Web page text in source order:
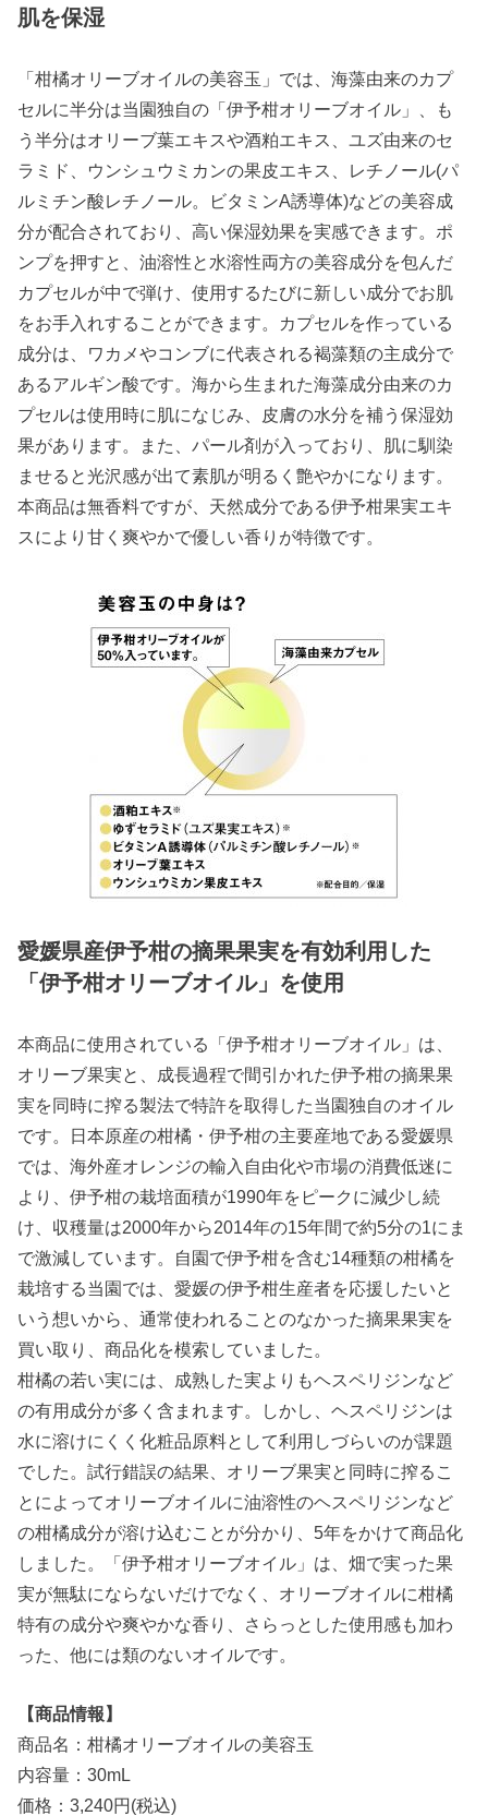
肌を保湿
「柑橘オリーブオイルの美容玉」では、海藻由来のカプ
セルに半分は当園独自の「伊予柑オリーブオイル」、も
う半分はオリーブ葉エキスや酒粕エキス、ユズ由来のセ
ラミド、ウンシュウミカンの果皮エキス、レチノール(パ
ルミチン酸レチノール。ビタミンA誘導体)などの美容成
分が配合されており、高い保湿効果を実感できます。ポ
ンプを押すと、油溶性と水溶性両方の美容成分を包んだ
カプセルが中で弾け、使用するたびに新しい成分でお肌
をお手入れすることができます。カプセルを作っている
成分は、ワカメやコンブに代表される褐藻類の主成分で
あるアルギン酸です。海から生まれた海藻成分由来のカ
プセルは使用時に肌になじみ、皮膚の水分を補う保湿効
果があります。また、パール剤が入っており、肌に馴染
ませると光沢感が出て素肌が明るく艶やかになります。
本商品は無香料ですが、天然成分である伊予柑果実エキ
スにより甘く爽やかで優しい香りが特徴です。
愛媛県産伊予柑の摘果果実を有効利用した
「伊予柑オリーブオイル」を使用
本商品に使用されている「伊予柑オリーブオイル」は、
オリーブ果実と、成長過程で間引かれた伊予柑の摘果果
実を同時に搾る製法で特許を取得した当園独自のオイル
です。日本原産の柑橘・伊予柑の主要産地である愛媛県
では、海外産オレンジの輸入自由化や市場の消費低迷に
より、伊予柑の栽培面積が1990年をピークに減少し続
け、収穫量は2000年から2014年の15年間で約5分の1にま
で激減しています。自園で伊予柑を含む14種類の柑橘を
栽培する当園では、愛媛の伊予柑生産者を応援したいと
いう想いから、通常使われることのなかった摘果果実を
買い取り、商品化を模索していました。
柑橘の若い実には、成熟した実よりもヘスペリジンなど
の有用成分が多く含まれます。しかし、ヘスペリジンは
水に溶けにくく化粧品原料として利用しづらいのが課題
でした。試行錯誤の結果、オリーブ果実と同時に搾るこ
とによってオリーブオイルに油溶性のヘスペリジンなど
の柑橘成分が溶け込むことが分かり、5年をかけて商品化
しました。「伊予柑オリーブオイル」は、畑で実った果
実が無駄にならないだけでなく、オリーブオイルに柑橘
特有の成分や爽やかな香り、さらっとした使用感も加わ
った、他には類のないオイルです。
【商品情報】
商品名：柑橘オリーブオイルの美容玉
内容量：30mL
価格：3,240円(税込)